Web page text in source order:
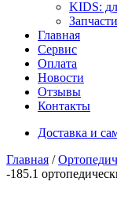
KIDS:
Запчасти
Главная
Сервис
Оплата
Новости
Отзывы
Контакты
Доставка и
Главная /
-185.1